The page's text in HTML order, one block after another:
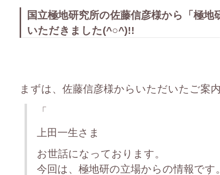
国立極地研究所の佐藤信彦様から「極
いただきました(^○^)!!
まずは、佐藤信彦様からいただいたご案
「
上田一生さま
お世話になっております。
今回は、極地研の立場からの情報で